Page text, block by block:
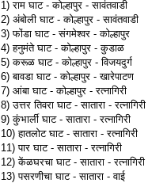
1) राम घाट - कोल्हापुर - सावंतवाडी
2) अंबोली घाट - कोल्हापुर - सावंतवाडी
3) फोंडा घाट - संगमेश्वर - कोल्हापुर
4) हनुमंते घाट - कोल्हापुर - कुडाळ
5) करूळ घाट - कोल्हापुर - विजयदुर्ग
6) बावडा घाट - कोल्हापुर - खारेपाटण
7) आंबा घाट - कोल्हापुर - रत्नागिरी
8) उत्तर तिवरा घाट - सातारा - रत्नागिरी
9) कुंभार्ली घाट - सातारा - रत्नागिरी
10) हातलोट घाट - सातारा - रत्नागिरी
11) पार घाट - सातारा - रत्नागिरी
12) केंळघरचा घाट - सातारा - रत्नागिरी
13) पसरणीचा घाट - सातारा - वाई